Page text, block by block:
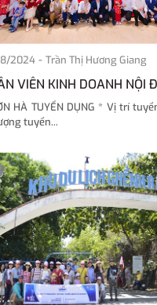
2024- Trần Thị Hương Giang
VIÊN KINH DOANH NỘI
HÀ TUYỂN DỤNG * Vị trí
tuyển...